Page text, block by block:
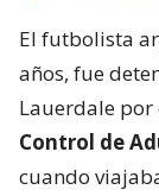
El futbolista
años, fue
Lauerdale por
Control de
cuando